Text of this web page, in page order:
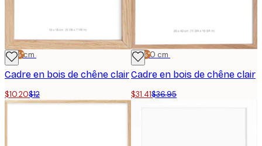
-15%*
13x18 cm
Cadre en bois de chêne clair
$10.20$12
-15%*
30x40 cm
Cadre en bois de chêne clair
$31.41$36.95